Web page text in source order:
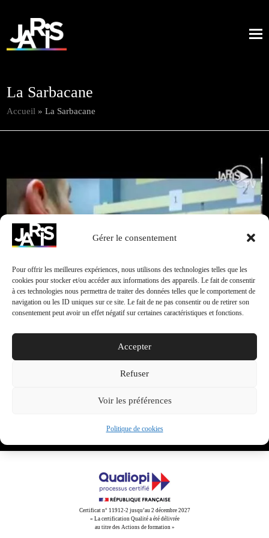
Gérer le consentement
Pour offrir les meilleures expériences, nous utilisons des technologies telles que les
cookies pour stocker et/ou accéder aux informations des appareils. Le fait de consentir
à ces technologies nous permettra de traiter des données telles que le comportement de
navigation ou les ID uniques sur ce site. Le fait de ne pas consentir ou de retirer son
consentement peut avoir un effet négatif sur certaines caractéristiques et fonctions.
Accepter
Refuser
Voir les préférences
Politique de cookies
La Sarbacane
Accueil »La Sarbacane
Promotion
Retour à
réalisations
Cliquez pour accepter les cookies marketing et
Share This
Certificat n° 11912-2 jusqu’au 2 décembre 2027
« La certification Qualité a été délivrée
au titre des Actions de formation »